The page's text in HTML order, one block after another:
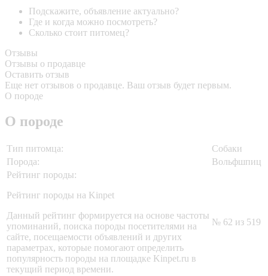
Подскажите, объявление актуально?
Где и когда можно посмотреть?
Сколько стоит питомец?
Отзывы
Отзывы о продавце
Оставить отзыв
Еще нет отзывов о продавце. Ваш отзыв будет первым.
О породе
О породе
Тип питомца:
Собаки
Порода:
Вольфшпиц
Рейтинг породы:
Рейтинг породы на Kinpet
Данный рейтинг формируется на основе частоты
упоминаний, поиска породы посетителями на
сайте, посещаемости объявлений и других
параметрах, которые помогают определить
популярность породы на площадке Kinpet.ru в
текущий период времени.
№ 62 из 519